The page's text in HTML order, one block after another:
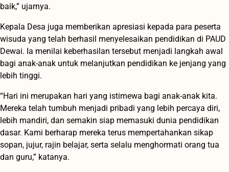
baik,” ujarnya.
Kepala Desa juga memberikan apresiasi kepada para peserta
wisuda yang telah berhasil menyelesaikan pendidikan di PAUD
Dewai. Ia menilai keberhasilan tersebut menjadi langkah awal
bagi anak-anak untuk melanjutkan pendidikan ke jenjang yang
lebih tinggi.
“Hari ini merupakan hari yang istimewa bagi anak-anak kita.
Mereka telah tumbuh menjadi pribadi yang lebih percaya diri,
lebih mandiri, dan semakin siap memasuki dunia pendidikan
dasar. Kami berharap mereka terus mempertahankan sikap
sopan, jujur, rajin belajar, serta selalu menghormati orang tua
dan guru,” katanya.